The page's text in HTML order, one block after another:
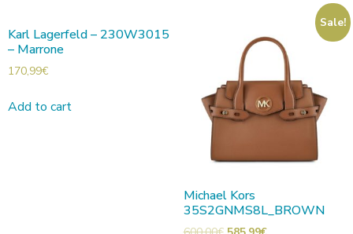
Karl Lagerfeld – 230W3015
– Marrone
170,99€
Add to cart
Sale!
Michael Kors
35S2GNMS8L_BROWN